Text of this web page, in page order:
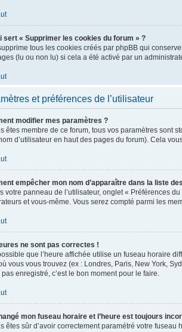
sert « Supprimer les cookies du forum » ?
tous les cookies créés par phpBB qui
(lu ou non lu) si cela a été activé par un
et préférences de l’utilisateur
modifier mes paramètres ?
êtes membre de ce forum, tous vos paramètres sont
d’utilisateur en haut des pages du forum). Cela
empêcher mon nom d’apparaître dans la liste
votre panneau de l’utilisateur, onglet « Préférences
et vous-même. Vous serez compté parmi les
ne sont pas correctes !
que l’heure affichée utilise un fuseau horaire
vous vous trouvez (ex : Londres, Paris, New York,
pas enregistré, c’est le bon moment pour le faire.
mon fuseau horaire et l’heure est toujours
êtes sûr d’avoir correctement paramétré votre